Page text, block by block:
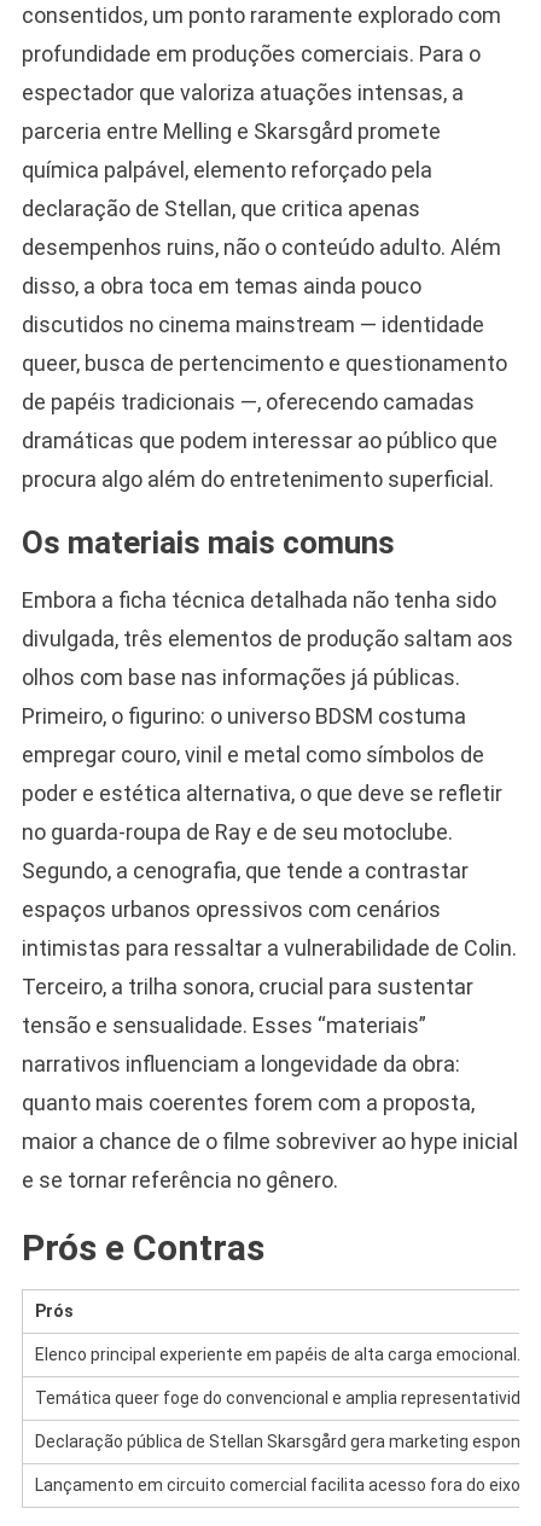
consentidos, um ponto raramente explorado com
profundidade em produções comerciais. Para o
espectador que valoriza atuações intensas, a
parceria entre Melling e Skarsgård promete
química palpável, elemento reforçado pela
declaração de Stellan, que critica apenas
desempenhos ruins, não o conteúdo adulto. Além
disso, a obra toca em temas ainda pouco
discutidos no cinema mainstream — identidade
queer, busca de pertencimento e questionamento
de papéis tradicionais —, oferecendo camadas
dramáticas que podem interessar ao público que
procura algo além do entretenimento superficial.
Os materiais mais comuns
Embora a ficha técnica detalhada não tenha sido
divulgada, três elementos de produção saltam aos
olhos com base nas informações já públicas.
Primeiro, o figurino: o universo BDSM costuma
empregar couro, vinil e metal como símbolos de
poder e estética alternativa, o que deve se refletir
no guarda-roupa de Ray e de seu motoclube.
Segundo, a cenografia, que tende a contrastar
espaços urbanos opressivos com cenários
intimistas para ressaltar a vulnerabilidade de Colin.
Terceiro, a trilha sonora, crucial para sustentar
tensão e sensualidade. Esses “materiais”
narrativos influenciam a longevidade da obra:
quanto mais coerentes forem com a proposta,
maior a chance de o filme sobreviver ao hype inicial
e se tornar referência no gênero.
Prós e Contras
Prós
Elenco principal experiente em papéis de alta carga emocional.
Temática queer foge do convencional e amplia
Declaração pública de Stellan Skarsgård gera marketing
Lançamento em circuito comercial facilita acesso fora do eixo